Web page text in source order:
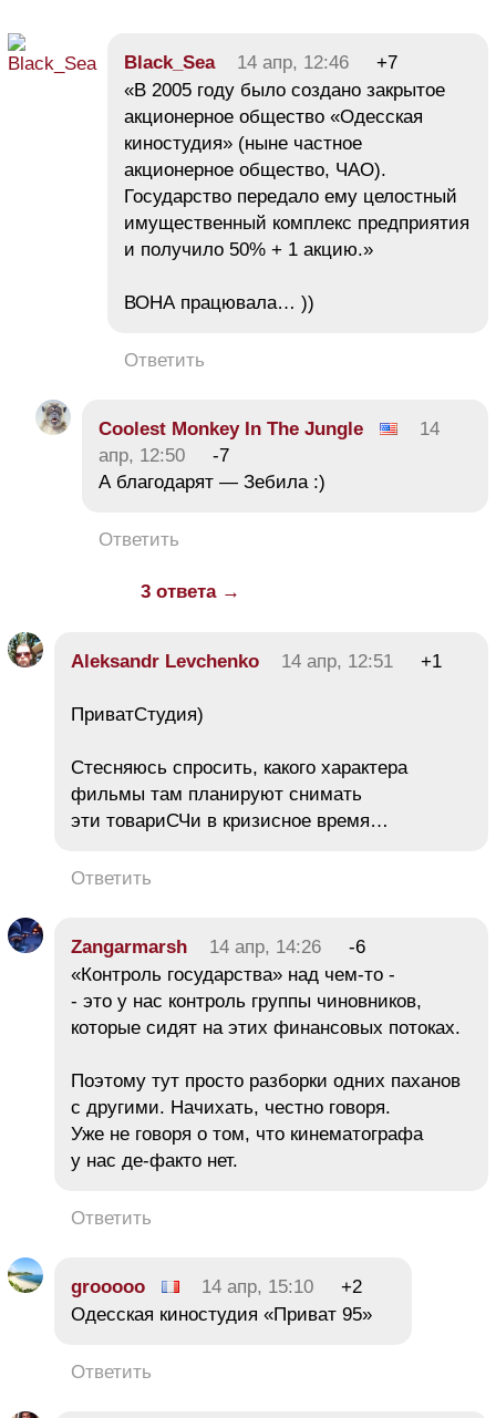
Black_Sea 14 апр, 12:46
+7
«В 2005 году было создано закрытое
акционерное общество «Одесская
киностудия» (ныне частное
акционерное общество, ЧАО).
Государство передало ему целостный
имущественный комплекс предприятия
и получило 50% + 1 акцию.»
ВОНА працювала… ))
Ответить
Coolest Monkey In The Jungle
14
апр, 12:50
-7
А благодарят — Зебила :)
Ответить
3 ответа →
Aleksandr Levchenko 14 апр, 12:51 +1
ПриватСтудия)
Стесняюсь спросить, какого характера
фильмы там планируют снимать
эти товариСЧи в кризисное время…
Ответить
Zangarmarsh 14 апр, 14:26
-6
«Контроль государства» над чем-то -
- это у нас контроль группы чиновников,
которые сидят на этих финансовых потоках.
Поэтому тут просто разборки одних паханов
с другими. Начихать, честно говоря.
Уже не говоря о том, что кинематографа
у нас де-факто нет.
Ответить
grooooo 14 апр, 15:10
+2
Одесская киностудия «Приват 95»
Ответить